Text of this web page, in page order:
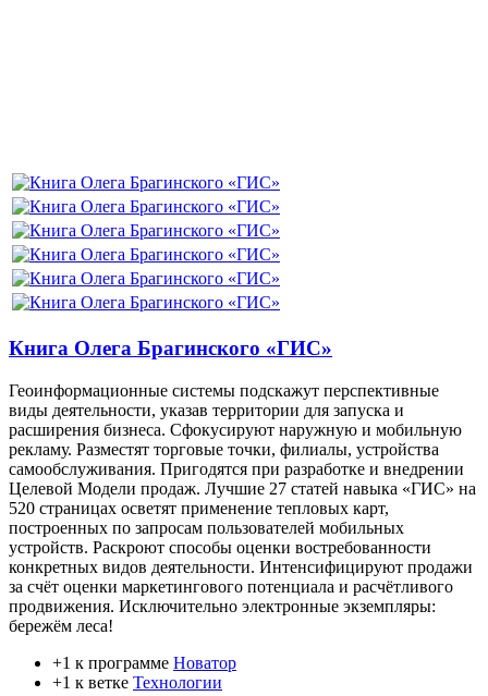
Книга Олега Брагинского «ГИС»
Геоинформационные системы подскажут перспективные
виды деятельности, указав территории для запуска и
расширения бизнеса. Сфокусируют наружную и мобильную
рекламу. Разместят торговые точки, филиалы, устройства
самообслуживания. Пригодятся при разработке и внедрении
Целевой Модели продаж. Лучшие 27 статей навыка «ГИС» на
520 страницах осветят применение тепловых карт,
построенных по запросам пользователей мобильных
устройств. Раскроют способы оценки востребованности
конкретных видов деятельности. Интенсифицируют продажи
за счёт оценки маркетингового потенциала и расчётливого
продвижения. Исключительно электронные экземпляры:
бережём леса!
+1 к программе Новатор
+1 к ветке Технологии